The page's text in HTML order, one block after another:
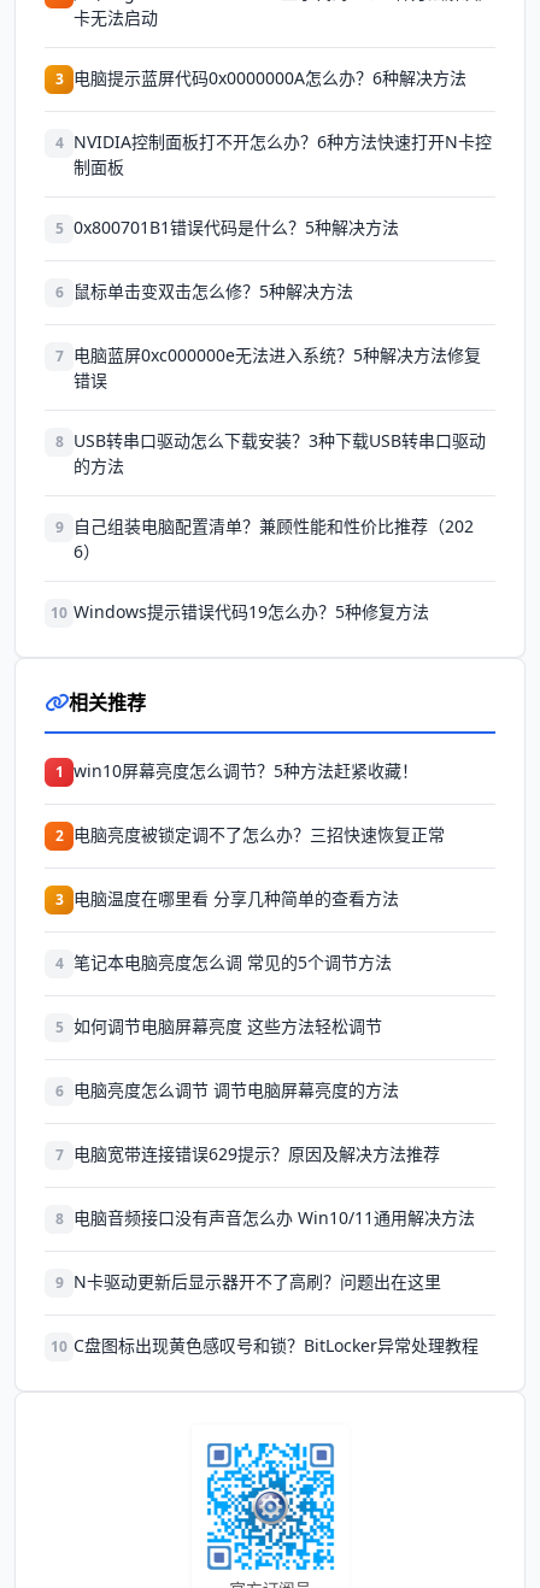
卡无法启动
3 电脑提示蓝屏代码0x0000000A怎么办？6种解决方法
4 NVIDIA控制面板打不开怎么办？6种方法快速打开N卡控
制面板
5 0x800701B1错误代码是什么？5种解决方法
6 鼠标单击变双击怎么修？5种解决方法
7 电脑蓝屏0xc000000e无法进入系统？5种解决方法修复
错误
8 USB转串口驱动怎么下载安装？3种下载USB转串口驱动
的方法
9
自己组装电脑配置清单？兼顾性能和性价比推荐（202
6）
10 Windows提示错误代码19怎么办？5种修复方法
相关推荐
1 win10屏幕亮度怎么调节？5种方法赶紧收藏！
2 电脑亮度被锁定调不了怎么办？三招快速恢复正常
3 电脑温度在哪里看 分享几种简单的查看方法
4 笔记本电脑亮度怎么调 常见的5个调节方法
5 如何调节电脑屏幕亮度 这些方法轻松调节
6 电脑亮度怎么调节 调节电脑屏幕亮度的方法
7 电脑宽带连接错误629提示？原因及解决方法推荐
8 电脑音频接口没有声音怎么办 Win10/11通用解决方法
9 N卡驱动更新后显示器开不了高刷？问题出在这里
10 C盘图标出现黄色感叹号和锁？BitLocker异常处理教程